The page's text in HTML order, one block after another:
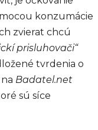
konzumácie
zvierat chcú
prisluhovači“
tvrdenia o
Badatel.net
sú síce